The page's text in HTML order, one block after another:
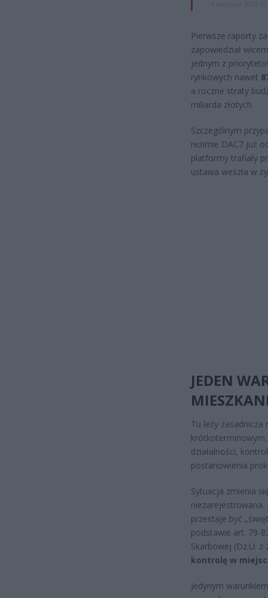
Pierwsze raporty
zapowiedział
jednym z
rynkowych nawet
a roczne straty
miliarda złotych.
Szczególnym
reżimie DAC7 już
platformy trafiały
ustawa weszła w
JEDEN
Tu leży
działalności,
postanowienia
Sytuacja zmienia
przestaje być
podstawie art. 79-
Skarbowej (Dz.U.
kontrolę w
Jedynym